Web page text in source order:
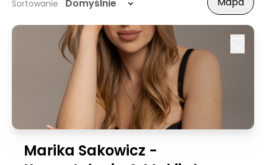
Sortowanie Domyślnie
Marika Sakowicz -